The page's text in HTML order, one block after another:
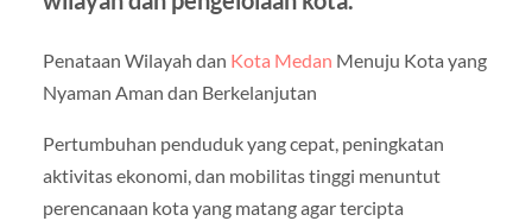
Penataan Wilayah dan Kota Medan Menuju Kota yang
Nyaman Aman dan Berkelanjutan
Pertumbuhan penduduk yang cepat, peningkatan
aktivitas ekonomi, dan mobilitas tinggi menuntut
perencanaan kota yang matang agar tercipta